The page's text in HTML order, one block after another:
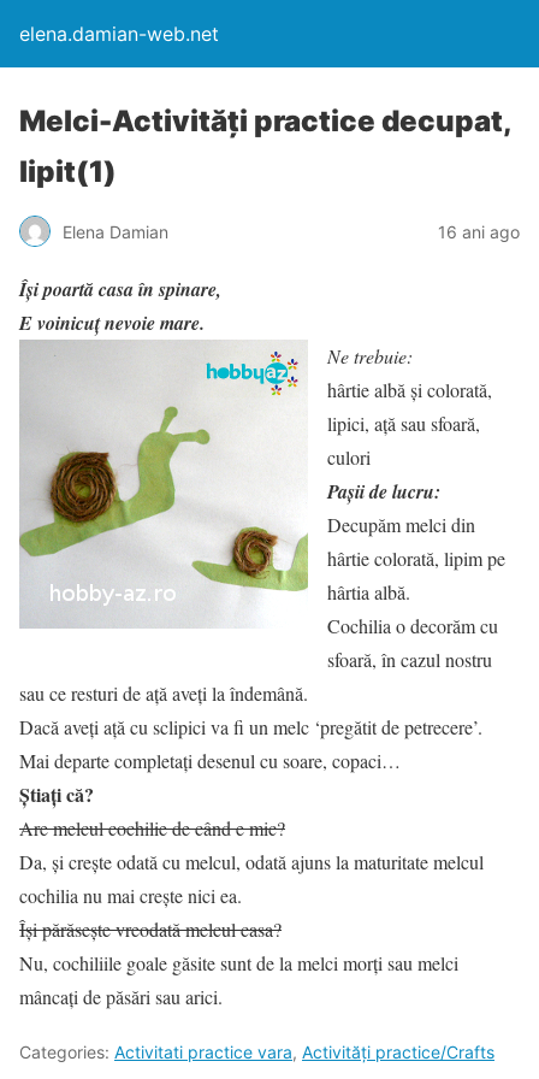
elena.damian-web.net
Melci-Activităţi practice decupat,
lipit(1)
Elena Damian 16 ani ago
Îşi poartă casa în spinare,
E voinicuţ nevoie mare.
Ne trebuie:
hârtie albă şi colorată,
lipici, aţă sau sfoară,
culori
Paşii de lucru:
Decupăm melci din
hârtie colorată, lipim pe
hârtia albă.
Cochilia o decorăm cu
sfoară, în cazul nostru
sau ce resturi de aţă aveţi la îndemână.
Dacă aveţi aţă cu sclipici va fi un melc ‘pregătit de petrecere’.
Mai departe completaţi desenul cu soare, copaci…
Ştiaţi că?
Are melcul cochilie de când e mic?
Da, şi creşte odată cu melcul, odată ajuns la maturitate melcul
cochilia nu mai creşte nici ea.
Îşi părăseşte vreodată melcul casa?
Nu, cochiliile goale găsite sunt de la melci morţi sau melci
mâncaţi de păsări sau arici.
Categories: Activitati practice vara, Activități practice/Crafts